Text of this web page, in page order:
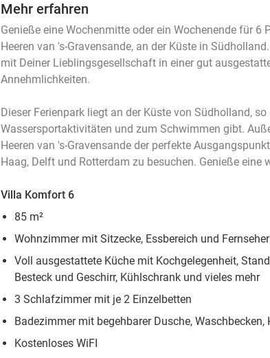
Mehr erfahren
Genieße eine Wochenmitte oder ein Wochenende für 6
Heeren van 's-Gravensande, an der Küste in
mit Deiner Lieblingsgesellschaft in einer gut
Annehmlichkeiten.
Dieser Ferienpark liegt an der Küste von Südholland,
Wassersportaktivitäten und zum Schwimmen gibt.
Heeren van 's-Gravensande der perfekte
Haag, Delft und Rotterdam zu besuchen. Genieße eine
Villa Komfort 6
85 m²
Wohnzimmer mit Sitzecke, Essbereich und Fernseher
Voll ausgestattete Küche mit Kochgelegenheit,
Besteck und Geschirr, Kühlschrank und vieles mehr
3 Schlafzimmer mit je 2 Einzelbetten
Badezimmer mit begehbarer Dusche,
Kostenloses WiFI